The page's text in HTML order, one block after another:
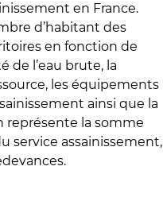
en France.
d’habitant des
en fonction de
de l’eau brute, la
les équipements
ainsi que la
représente la somme
service assainissement,